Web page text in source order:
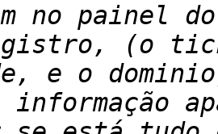
(o
informação